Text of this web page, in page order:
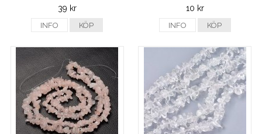
39 kr
INFO KÖP
10 kr
INFO KÖP